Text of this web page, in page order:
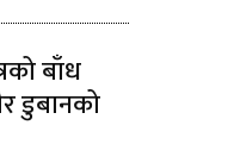
बाँध
डुबानको